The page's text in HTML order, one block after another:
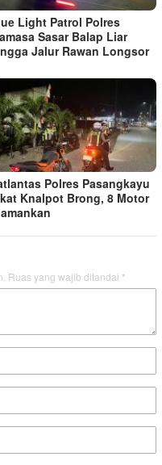
Light Patrol Polres
Sasar Balap Liar
Jalur Rawan Longsor
Polres Pasangkayu
Knalpot Brong, 8 Motor
Ruas yang wajib ditandai *